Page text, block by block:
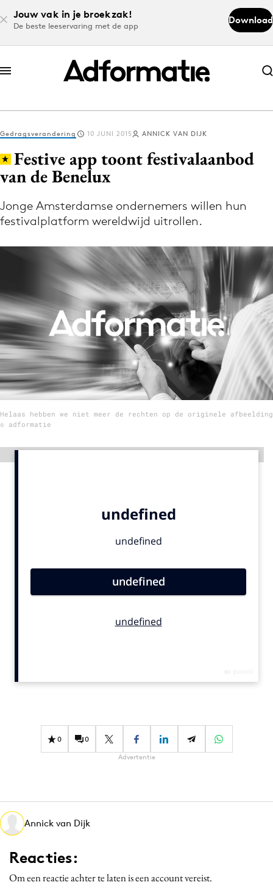
Jouw vak in je broekzak!
De beste leeservaring met de app
Download
Abonneer nu
Abonneer nu
Log in
Volg het laatste nieuws via de Adformatie
Nieuws app
Menu
Home
9 sept: GenAI-training
12 nov: MarketingLive!
Adverteren
Events
Carriere
Design
Diversiteit
Effectiviteit
Martech
Media
Merkstrategie
Gedragsverandering 10 JUNI 2015 ANNICK VAN DIJK
Festive app toont festivalaanbod
van de Benelux
Jonge Amsterdamse ondernemers willen hun
festivalplatform wereldwijd uitrollen.
Helaas hebben we niet meer de rechten op de originele afbeelding
© adformatie
0 0
Advertentie
Annick van Dijk
Reacties:
Om een reactie achter te laten is een account vereist.